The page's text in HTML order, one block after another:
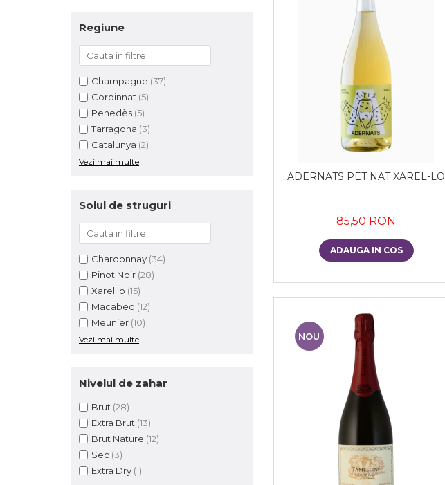
Regiune
Champagne (37)
Corpinnat (5)
Penedès (5)
Tarragona (3)
Catalunya (2)
Vezi mai multe
Soiul de struguri
Chardonnay (34)
Pinot Noir (28)
Xarel·lo (15)
Macabeo (12)
Meunier (10)
Vezi mai multe
Nivelul de zahar
Brut (28)
Extra Brut (13)
Brut Nature (12)
Sec (3)
Extra Dry (1)
ADERNATS PET NAT XAREL-LO
85,50 RON
ADAUGA IN COS
NOU